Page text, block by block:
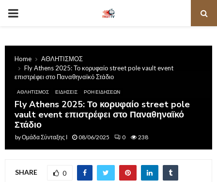
PRIMARY
Home
ΑΘΛΗΤΙΣΜΟΣ
Fly Athens 2025: Το κορυφαίο street pole vault event
επιστρέφει στο Παναθηναϊκό Στάδιο
ΑΘΛΗΤΙΣΜΟΣ ΕΙΔΗΣΕΙΣ ΡΟΗ ΕΙΔΗΣΕΩΝ
Fly Athens 2025: Το κορυφαίο street pole
vault event επιστρέφει στο Παναθηναϊκό
Στάδιο
byΟμάδα Σύνταξης Ι 08/06/2025 0 238
SHARE 0